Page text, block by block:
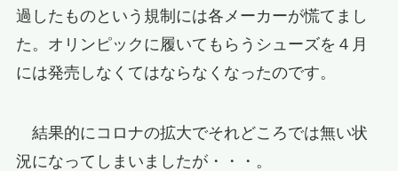
過したものという規制には各メーカーが慌てまし
た。オリンピックに履いてもらうシューズを４月
には発売しなくてはならなくなったのです。
結果的にコロナの拡大でそれどころでは無い状
況になってしまいましたが・・・。